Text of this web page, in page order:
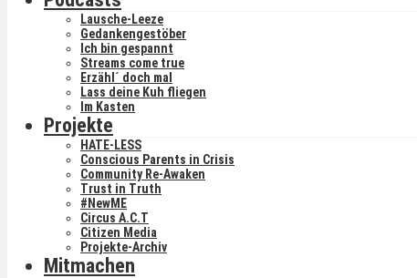
Lausche-Leeze
Gedankengestöber
Ich bin gespannt
Streams come true
Erzähl´ doch mal
Lass deine Kuh fliegen
Im Kasten
Projekte
HATE-LESS
Conscious Parents in Crisis
Community Re-Awaken
Trust in Truth
#NewME
Circus A.C.T
Citizen Media
Projekte-Archiv
Mitmachen